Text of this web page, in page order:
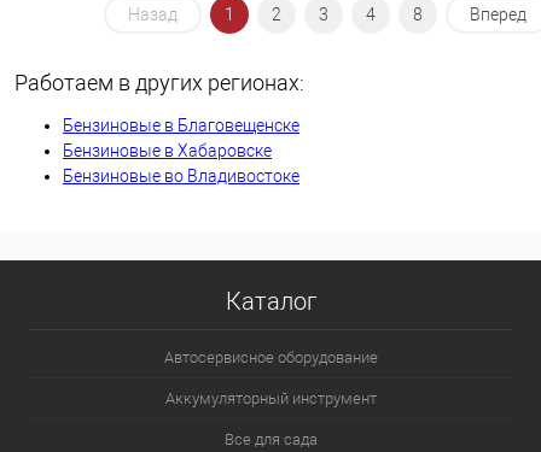
Назад 1 2 3 4 8 Вперед
Работаем в других регионах:
Бензиновые в Благовещенске
Бензиновые в Хабаровске
Бензиновые во Владивостоке
Каталог
Автосервисное оборудование
Аккумуляторный инструмент
Все для сада